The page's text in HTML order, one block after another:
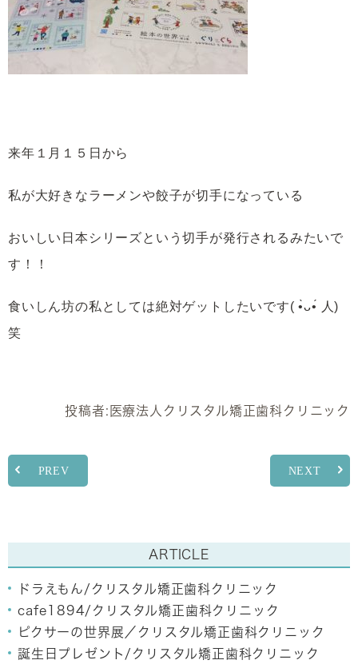
来年１月１５日から
私が大好きなラーメンや餃子が切手になっている
おいしい日本シリーズという切手が発行されるみたいで
す！！
食いしん坊の私としては絶対ゲットしたいです( •̀ᴗ•́ 人)
笑
投稿者: 医療法人クリスタル矯正歯科クリニック
PREV NEXT
ARTICLE
ドラえもん/クリスタル矯正歯科クリニック
cafe1894/クリスタル矯正歯科クリニック
ピクサーの世界展／クリスタル矯正歯科クリニック
誕生日プレゼント/クリスタル矯正歯科クリニック